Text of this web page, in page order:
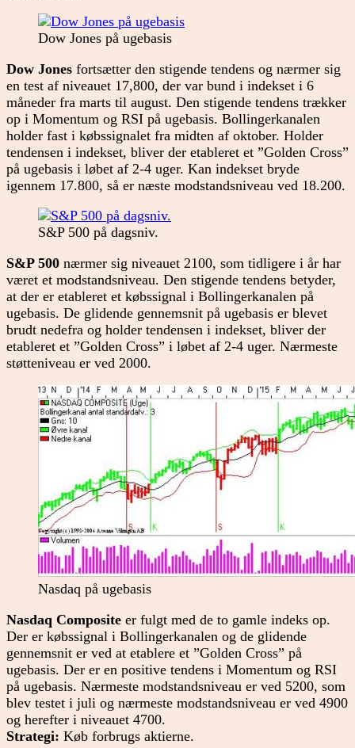
Dow Jones på ugebasis
Dow Jones fortsætter den stigende tendens og nærmer sig
en test af niveauet 17,800, der var bund i indekset i 6
måneder fra marts til august. Den stigende tendens trækker
op i Momentum og RSI på ugebasis. Bollingerkanalen
holder fast i købssignalet fra midten af oktober. Holder
tendensen i indekset, bliver der etableret et ”Golden Cross”
på ugebasis i løbet af 2-4 uger. Kan indekset bryde
igennem 17.800, så er næste modstandsniveau ved 18.200.
S&P 500 på dagsniv.
S&P 500 nærmer sig niveauet 2100, som tidligere i år har
været et modstandsniveau. Den stigende tendens betyder,
at der er etableret et købssignal i Bollingerkanalen på
ugebasis. De glidende gennemsnit på ugebasis er blevet
brudt nedefra og holder tendensen i indekset, bliver der
etableret et ”Golden Cross” i løbet af 2-4 uger. Nærmeste
støtteniveau er ved 2000.
Nasdaq på ugebasis
Nasdaq Composite er fulgt med de to gamle indeks op.
Der er købssignal i Bollingerkanalen og de glidende
gennemsnit er ved at etablere et ”Golden Cross” på
ugebasis. Der er en positive tendens i Momentum og RSI
på ugebasis. Nærmeste modstandsniveau er ved 5200, som
blev testet i juli og nærmeste modstandsniveau er ved 4900
og herefter i niveauet 4700.
Strategi: Køb forbrugs aktierne.